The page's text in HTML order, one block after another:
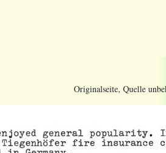
Originalseite, Quelle